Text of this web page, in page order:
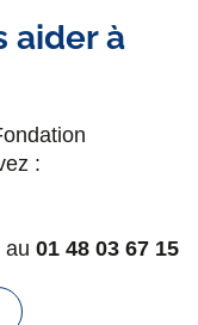
aider à
:
au 01 48 03 67 15